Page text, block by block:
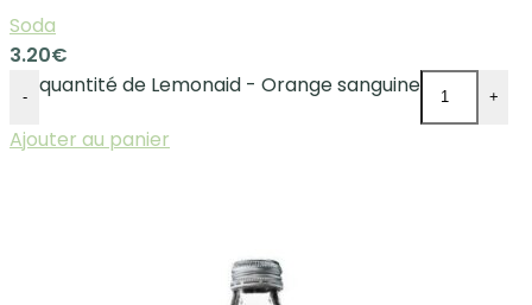
Soda
3.20€
- quantité de Lemonaid - Orange sanguine +
Ajouter au panier